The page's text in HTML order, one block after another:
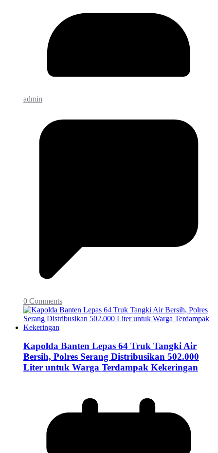
admin
0 Comments
Kapolda Banten Lepas 64 Truk Tangki Air
Bersih, Polres Serang Distribusikan 502.000
Liter untuk Warga Terdampak Kekeringan